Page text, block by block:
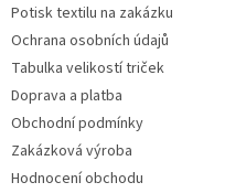
Potisk textilu na zakázku
Ochrana osobních údajů
Tabulka velikostí triček
Doprava a platba
Obchodní podmínky
Zakázková výroba
Hodnocení obchodu